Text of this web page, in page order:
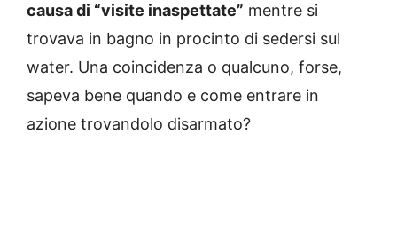
causa di “visite inaspettate” mentre si
trovava in bagno in procinto di sedersi sul
water. Una coincidenza o qualcuno, forse,
sapeva bene quando e come entrare in
azione trovandolo disarmato?